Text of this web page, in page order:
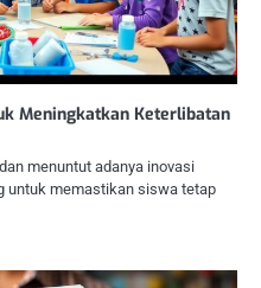
Meningkatkan Keterlibatan
menuntut adanya inovasi
untuk memastikan siswa tetap